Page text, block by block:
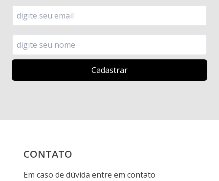
CONTATO
Em caso de dúvida entre em contato